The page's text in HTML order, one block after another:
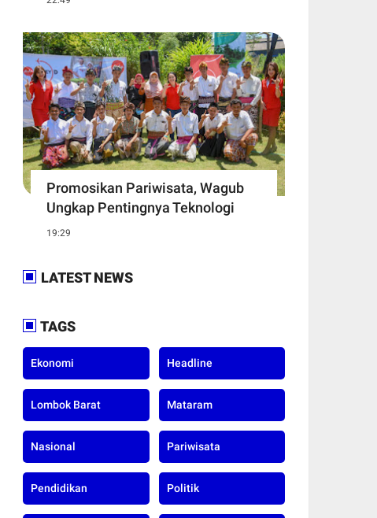
Promosikan Pariwisata, Wagub
Ungkap Pentingnya Teknologi
19:29
LATEST NEWS
TAGS
Ekonomi Headline
Lombok Barat Mataram
Nasional Pariwisata
Pendidikan Politik